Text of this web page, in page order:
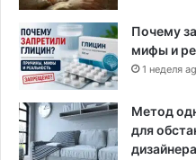
Почему
мифы и
1 неделя
Метод
для
дизайнера